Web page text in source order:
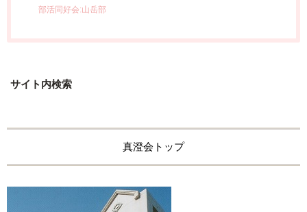
部活同好会:山岳部
サイト内検索
真澄会トップ